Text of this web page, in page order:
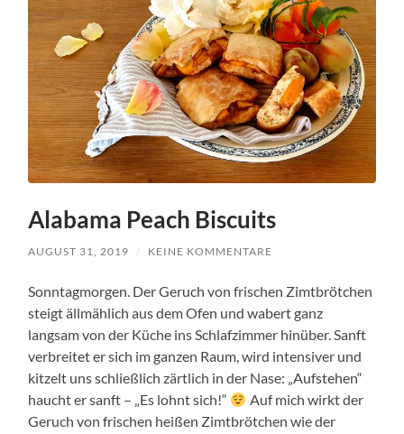
Alabama Peach Biscuits
AUGUST 31, 2019 / KEINE KOMMENTARE
Sonntagmorgen. Der Geruch von frischen Zimtbrötchen
steigt ällmählich aus dem Ofen und wabert ganz
langsam von der Küche ins Schlafzimmer hinüber. Sanft
verbreitet er sich im ganzen Raum, wird intensiver und
kitzelt uns schließlich zärtlich in der Nase: „Aufstehen“
haucht er sanft – „Es lohnt sich!“
Auf mich wirkt der
Geruch von frischen heißen Zimtbrötchen wie der